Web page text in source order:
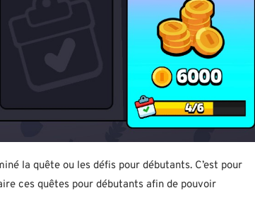
la quête ou les défis pour débutants. C’est pour
ces quêtes pour débutants afin de pouvoir